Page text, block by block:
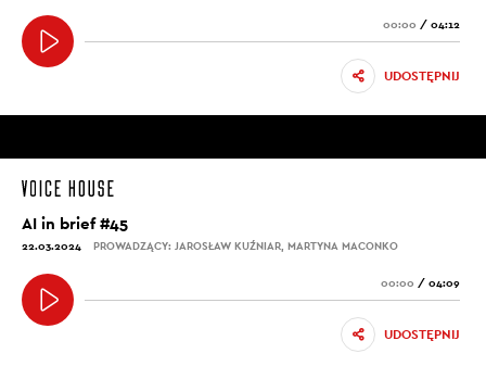
00:00 / 04:12
UDOSTĘPNIJ
AI in brief #45
22.03.2024 PROWADZĄCY: JAROSŁAW KUŹNIAR, MARTYNA MACONKO
00:00 / 04:09
UDOSTĘPNIJ